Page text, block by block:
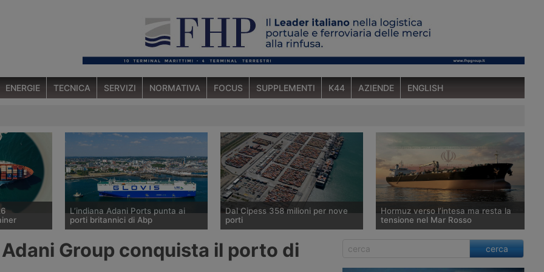
ENERGIE TECNICA SERVIZI NORMATIVA FOCUS SUPPLEMENTI K44 AZIENDE ENGLISH
2026
L’indiana Adani Ports punta ai
porti britannici di Abp
valutando l’acquisizione della quota
di controllo di Associated British
Dal Cipess 358 milioni per nove
porti
Programmazione Economica ha
dato parere favorevole a un fondo
Hormuz verso l’intesa ma resta la
tensione nel Mar Rosso
Washington punta ad annunciare
l’accordo provvisorio con Teheran e
Adani Group conquista il porto di
cerca